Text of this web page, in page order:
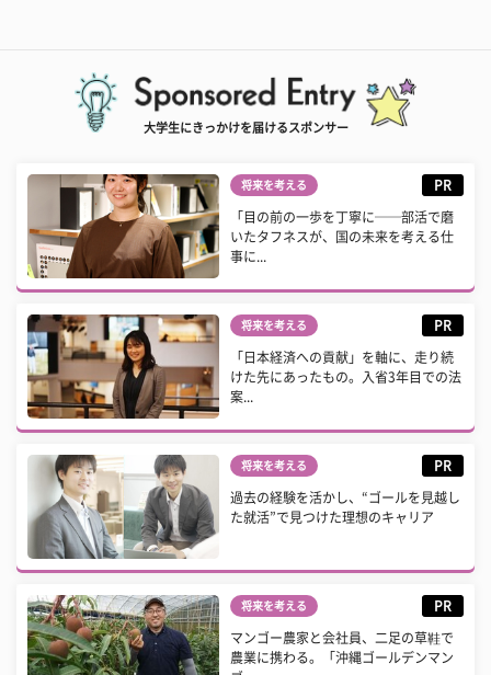
大学生にきっかけを届けるスポンサー
将来を考える PR
「目の前の一歩を丁寧に──部活で磨
いたタフネスが、国の未来を考える仕
事に...
将来を考える PR
「日本経済への貢献」を軸に、走り続
けた先にあったもの。入省3年目での法
案...
将来を考える PR
過去の経験を活かし、“ゴールを見越し
た就活”で見つけた理想のキャリア
将来を考える PR
マンゴー農家と会社員、二足の草鞋で
農業に携わる。「沖縄ゴールデンマン